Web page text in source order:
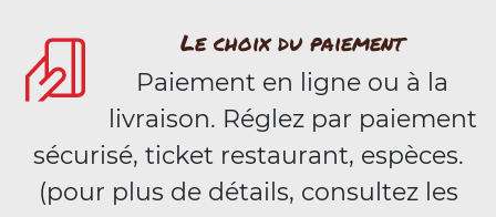
Le choix du paiement
Paiement en ligne ou à la
livraison. Réglez par paiement
sécurisé, ticket restaurant, espèces.
(pour plus de détails, consultez les